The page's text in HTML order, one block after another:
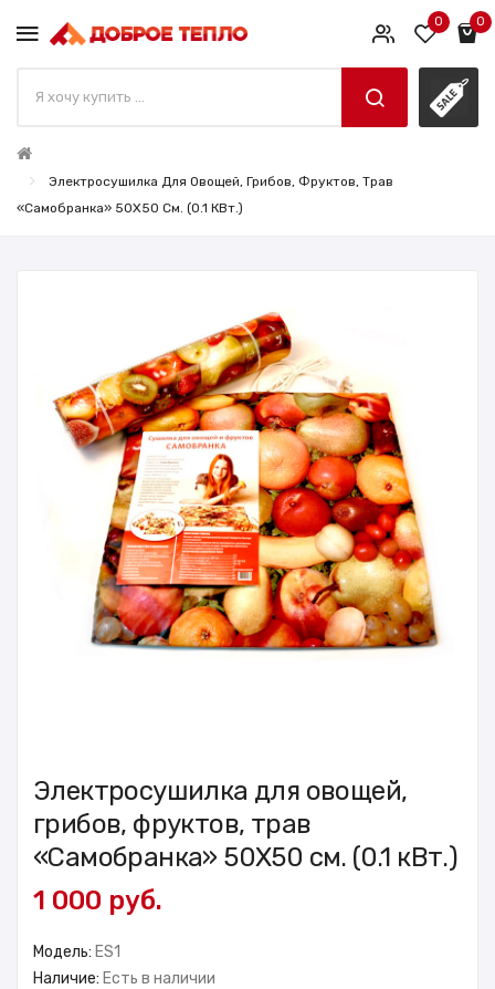
0 0
Электросушилка Для Овощей, Грибов, Фруктов, Трав
«Самобранка» 50X50 См. (0.1 КВт.)
Электросушилка для овощей,
грибов, фруктов, трав
«Самобранка» 50X50 см. (0.1 кВт.)
1 000 руб.
Модель: ES1
Наличие: Есть в наличии